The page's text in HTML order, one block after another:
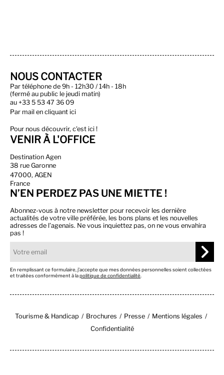
NOUS CONTACTER
Par téléphone de 9h - 12h30 / 14h - 18h
(fermé au public le jeudi matin)
au +33 5 53 47 36 09
Par mail en cliquant ici
Pour nous découvrir, c'est ici !
VENIR À L'OFFICE
Destination Agen
38 rue Garonne
47000, AGEN
France
N’EN PERDEZ PAS UNE MIETTE !
Abonnez-vous à notre newsletter pour recevoir les dernière
actualités de votre ville préférée, les bons plans et les nouvelles
adresses de l’agenais. Ne vous inquiettez pas, on ne vous envahira
pas !
En remplissant ce formulaire, j’accepte que mes données personnelles soient collectées
et traitées conformément à lapolitique de confidentialité
Tourisme & Handicap Brochures Presse
Mentions légales
Confidentialité